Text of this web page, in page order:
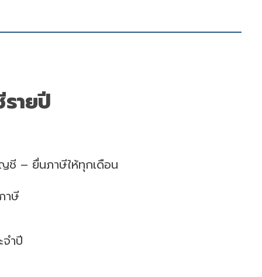
ายปี
ชี – ยื่นภาษีให้ทุกเดือน
าษี
จำปี